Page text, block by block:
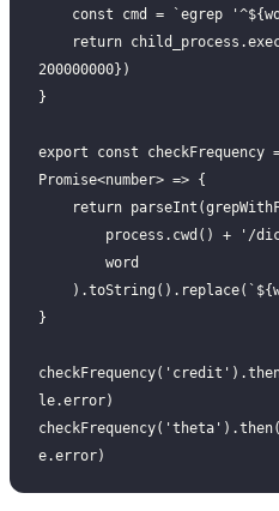
const cmd = `egrep
200000000})
}
export const
Promise<number> => {
return
process.cwd() +
        word
}
le.error)
e.error)